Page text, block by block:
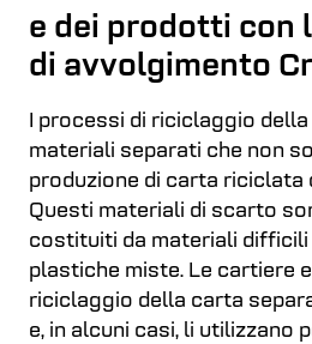
e dei prodotti con
di avvolgimento
I processi di riciclaggio
materiali separati che non
produzione di carta riciclata
Questi materiali di scarto
costituiti da materiali difficili
plastiche miste. Le cartiere
riciclaggio della carta
e, in alcuni casi, li utilizzano